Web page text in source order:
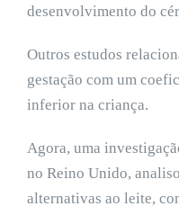
desenvolvimento do
Outros estudos
gestação com um
inferior na criança.
Agora, uma
no Reino Unido,
alternativas ao leite,